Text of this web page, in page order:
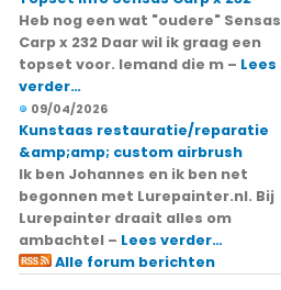
Heb nog een wat "oudere" Sensas
Carp x 232 Daar wil ik graag een
topset voor. Iemand die m – Lees
verder…
09/04/2026
Kunstaas restauratie/reparatie
&amp;amp; custom airbrush
Ik ben Johannes en ik ben net
begonnen met Lurepainter.nl. Bij
Lurepainter draait alles om
ambachtel – Lees verder…
Alle forum berichten